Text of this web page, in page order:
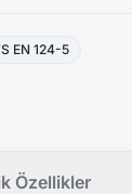
EN 124-5
Özellikler